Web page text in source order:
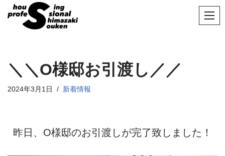
ン
へ
プ
＼＼O様邸お引渡し／／
2024年3月1日 新着情報
昨日、O様邸のお引渡しが完了致しました！